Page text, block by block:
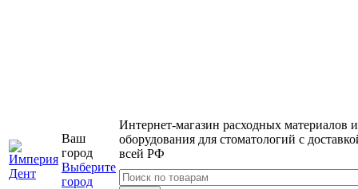
Ваш
город
Выберите
город
Интернет-магазин расходных материалов и
оборудования для стоматологий с
всей РФ